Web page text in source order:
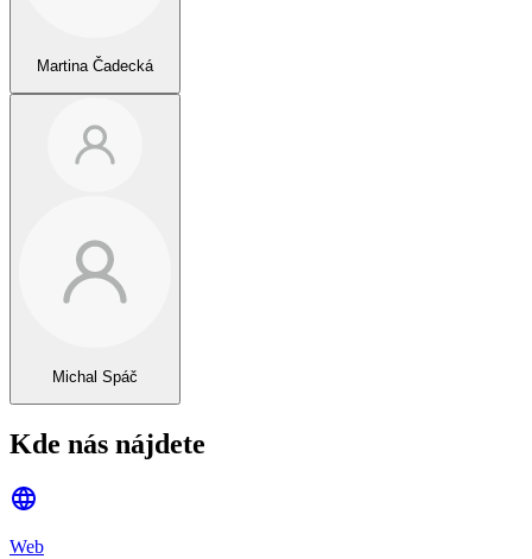
Martina Čadecká
Michal Spáč
Kde nás nájdete
Web